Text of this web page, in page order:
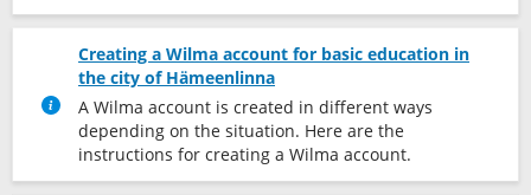
Creating a Wilma account for basic education in
the city of Hämeenlinna
A Wilma account is created in different ways
depending on the situation. Here are the
instructions for creating a Wilma account.